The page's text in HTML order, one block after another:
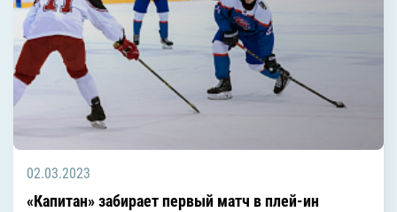
02.03.2023
«Капитан» забирает первый матч в плей-ин